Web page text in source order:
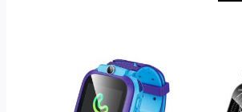
produit
a